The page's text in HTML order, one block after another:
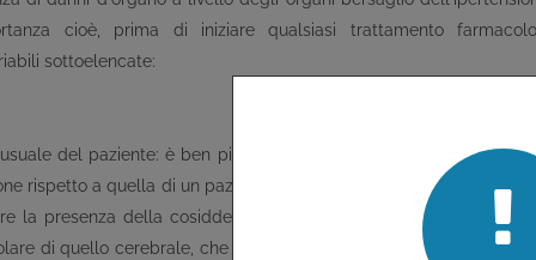
cioè, prima di iniziare qualsiasi trattamento
sottoelencate:
del paziente: è ben più grave una condizione di marcata
rispetto a quella di un paziente cronicamente esposto a valori
la presenza della cosiddetta "autoregolazione" dei flussi
di quello cerebrale, che tende a mantenere una costanza di